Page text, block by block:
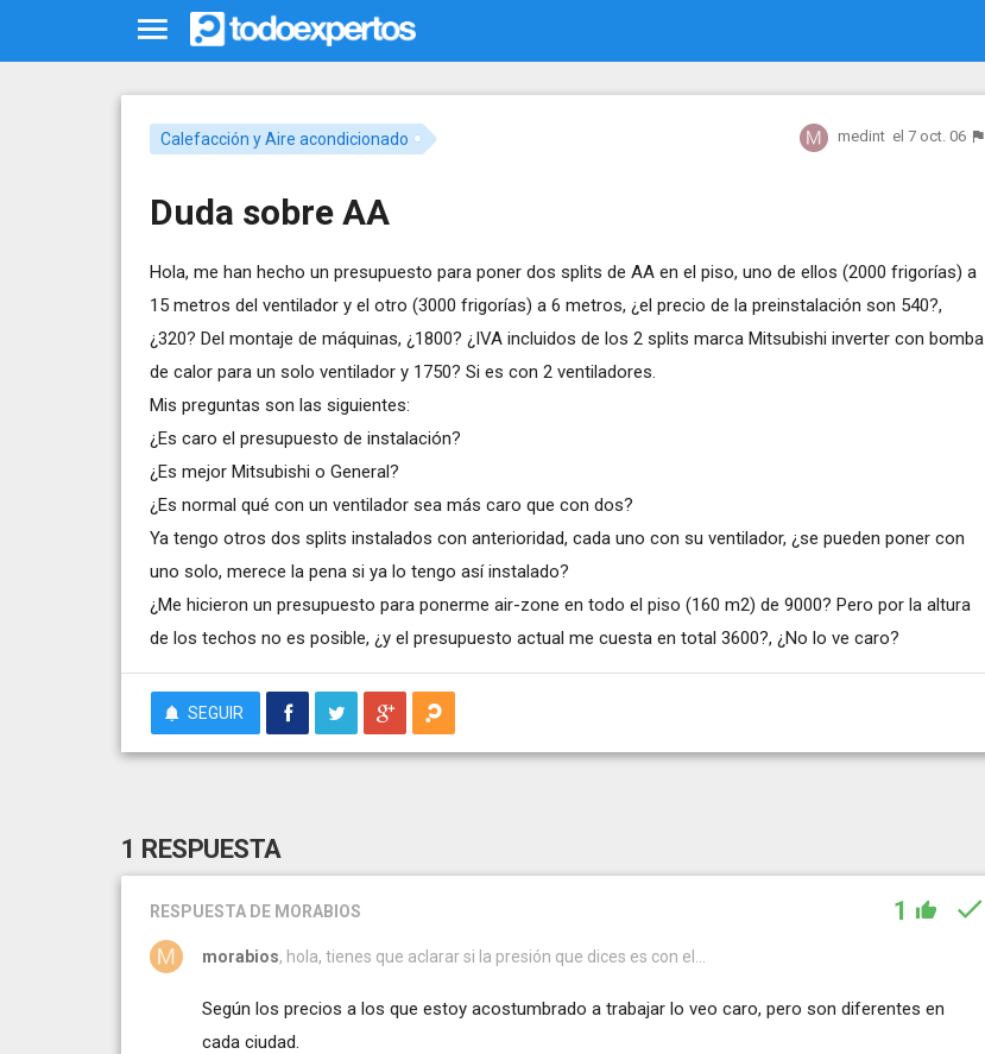
Calefacción y Aire acondicionado medint el 7 oct. 06
Duda sobre AA
Hola, me han hecho un presupuesto para poner dos splits de AA en el piso, uno de ellos (2000 frigorías) a
15 metros del ventilador y el otro (3000 frigorías) a 6 metros, ¿el precio de la preinstalación son 540?,
¿320? Del montaje de máquinas, ¿1800? ¿IVA incluidos de los 2 splits marca Mitsubishi inverter con bomba
de calor para un solo ventilador y 1750? Si es con 2 ventiladores.
Mis preguntas son las siguientes:
¿Es caro el presupuesto de instalación?
¿Es mejor Mitsubishi o General?
¿Es normal qué con un ventilador sea más caro que con dos?
Ya tengo otros dos splits instalados con anterioridad, cada uno con su ventilador, ¿se pueden poner con
uno solo, merece la pena si ya lo tengo así instalado?
¿Me hicieron un presupuesto para ponerme air-zone en todo el piso (160 m2) de 9000? Pero por la altura
de los techos no es posible, ¿y el presupuesto actual me cuesta en total 3600?, ¿No lo ve caro?
SEGUIR
1 RESPUESTA
RESPUESTA DE MORABIOS 1
morabios, hola, tienes que aclarar si la presión que dices es con el...
Según los precios a los que estoy acostumbrado a trabajar lo veo caro, pero son diferentes en
cada ciudad.